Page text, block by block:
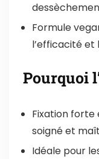
Formule
l’efficacité et
Pourquoi
Fixation
soigné et
Idéale pour